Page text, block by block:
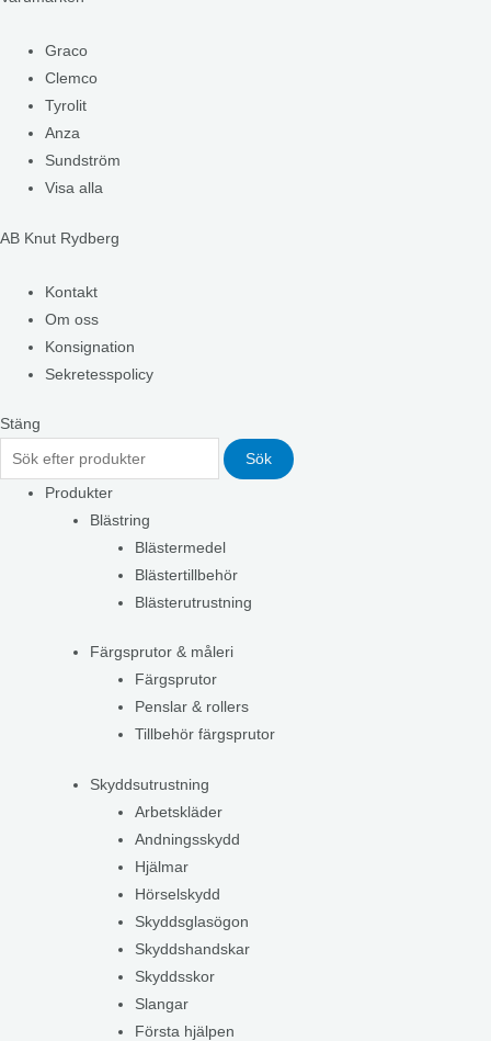
Graco
Clemco
Tyrolit
Anza
Sundström
Visa alla
AB Knut Rydberg
Kontakt
Om oss
Konsignation
Sekretesspolicy
Stäng
Sök
Produkter
Blästring
Blästermedel
Blästertillbehör
Blästerutrustning
Färgsprutor & måleri
Färgsprutor
Penslar & rollers
Tillbehör färgsprutor
Skyddsutrustning
Arbetskläder
Andningsskydd
Hjälmar
Hörselskydd
Skyddsglasögon
Skyddshandskar
Skyddsskor
Slangar
Första hjälpen